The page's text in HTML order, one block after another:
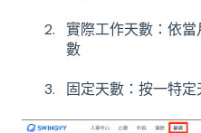
實際工作天數：依
數
固定天數：按一特